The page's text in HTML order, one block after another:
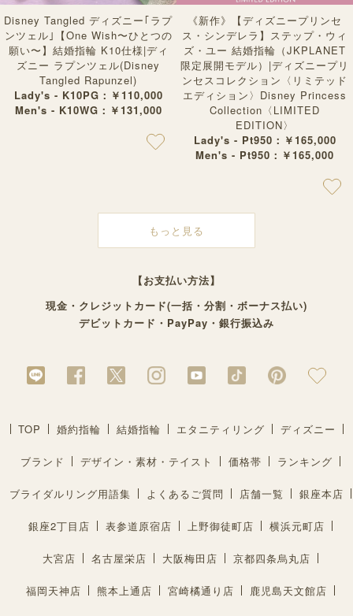
Disney Tangled ディズニー｢ラプ
ンツェル｣【One Wish〜ひとつの
願い〜】結婚指輪 K10仕様|ディ
ズニー ラプンツェル(Disney
Tangled Rapunzel)
Lady's - K10PG：￥110,000
Men's - K10WG：￥131,000
《新作》【ディズニープリンセ
ス・シンデレラ】ステップ・ウィ
ズ・ユー 結婚指輪（JKPLANET
限定展開モデル）|ディズニープリ
ンセスコレクション〈リミテッド
エディション〉Disney Princess
Collection〈LIMITED
EDITION〉
Lady's - Pt950：￥165,000
Men's - Pt950：￥165,000
もっと見る
【お支払い方法】
現金・クレジットカード(一括・分割・ボーナス払い)
デビットカード・PayPay・銀行振込み
TOP 婚約指輪 結婚指輪 エタニティリング ディズニー
ブランド デザイン・素材・テイスト 価格帯 ランキング
ブライダルリング用語集 よくあるご質問 店舗一覧 銀座本店
銀座2丁目店 表参道原宿店 上野御徒町店 横浜元町店
大宮店 名古屋栄店 大阪梅田店 京都四条烏丸店
福岡天神店 熊本上通店 宮崎橘通り店 鹿児島天文館店